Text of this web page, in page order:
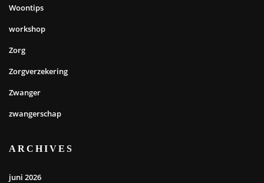
Woontips
workshop
Zorg
Zorgverzekering
Zwanger
zwangerschap
ARCHIVES
juni 2026